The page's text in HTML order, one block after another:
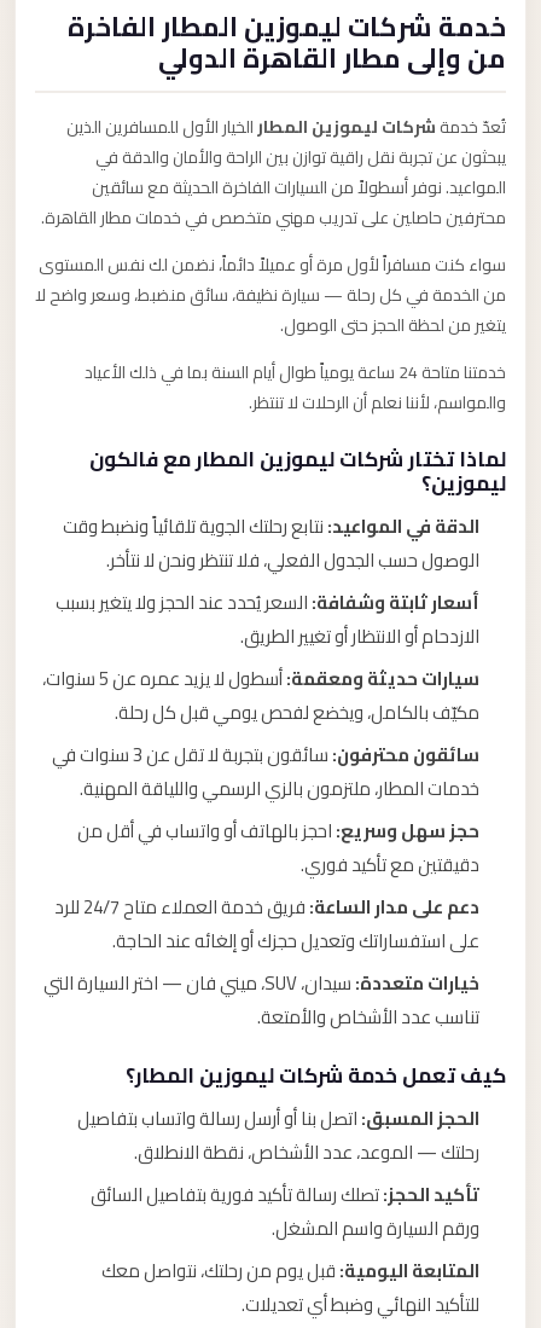
خدمة شركات ليموزين المطار الفاخرة
من وإلى مطار القاهرة الدولي
تُعدّ خدمةشركات ليموزين المطارالخيار الأول للمسافرين الذين
يبحثون عن تجربة نقل راقية توازن بين الراحة والأمان والدقة في
المواعيد. نوفر أسطولاً من السيارات الفاخرة الحديثة مع سائقين
محترفين حاصلين على تدريب مهني متخصص في خدمات مطار القاهرة.
سواء كنت مسافراً لأول مرة أو عميلاً دائماً، نضمن لك نفس المستوى
من الخدمة في كل رحلة — سيارة نظيفة، سائق منضبط، وسعر واضح لا
يتغير من لحظة الحجز حتى الوصول.
خدمتنا متاحة 24 ساعة يومياً طوال أيام السنة بما في ذلك الأعياد
والمواسم، لأننا نعلم أن الرحلات لا تنتظر.
لماذا تختار شركات ليموزين المطار مع فالكون
ليموزين؟
الدقة في المواعيد:نتابع رحلتك الجوية تلقائياً ونضبط وقت
الوصول حسب الجدول الفعلي، فلا تنتظر ونحن لا نتأخر.
أسعار ثابتة وشفافة:السعر يُحدد عند الحجز ولا يتغير بسبب
الازدحام أو الانتظار أو تغيير الطريق.
سيارات حديثة ومعقمة:
أسطول لا يزيد عمره عن 5 سنوات،
مكيّف بالكامل، ويخضع لفحص يومي قبل كل رحلة.
سائقون محترفون:
سائقون بتجربة لا تقل عن 3 سنوات في
خدمات المطار، ملتزمون بالزي الرسمي واللياقة المهنية.
حجز سهل وسريع:احجز بالهاتف أو واتساب في أقل من
دقيقتين مع تأكيد فوري.
دعم على مدار الساعة:
فريق خدمة العملاء متاح 24/7 للرد
على استفساراتك وتعديل حجزك أو إلغائه عند الحاجة.
خيارات متعددة:
سيدان، SUV، ميني فان — اختر السيارة التي
تناسب عدد الأشخاص والأمتعة.
كيف تعمل خدمة شركات ليموزين المطار؟
الحجز المسبق:اتصل بنا أو أرسل رسالة واتساب بتفاصيل
رحلتك — الموعد، عدد الأشخاص، نقطة الانطلاق.
تأكيد الحجز:تصلك رسالة تأكيد فورية بتفاصيل السائق
ورقم السيارة واسم المشغل.
المتابعة اليومية:قبل يوم من رحلتك، نتواصل معك
للتأكيد النهائي وضبط أي تعديلات.